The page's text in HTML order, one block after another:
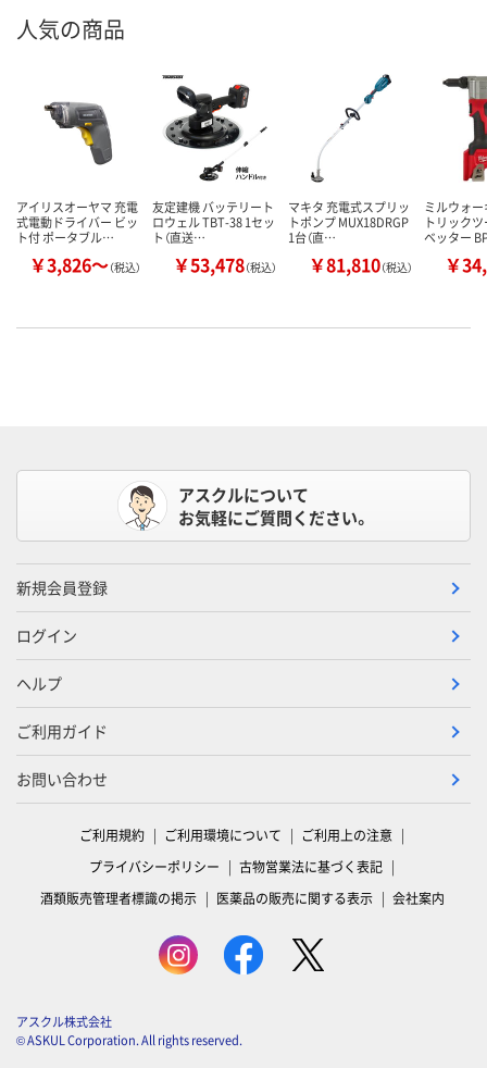
人気の商品
アイリスオーヤマ 充電
式電動ドライバー ビッ
ト付 ポータブル…
￥3,826～（税込）
友定建機 バッテリート
ロウェル TBT-38 1セッ
ト（直送…
￥53,478（税込）
マキタ 充電式スプリッ
トポンプ MUX18DRGP
1台（直…
￥81,810（税込）
ミルウォ
トリック
ベッター
￥
アスクルについて
お気軽にご質問ください。
新規会員登録
ログイン
ヘルプ
ご利用ガイド
お問い合わせ
ご利用規約 ご利用環境について
ご利用上の注意
プライバシーポリシー
古物営業法に基づく表記
酒類販売管理者標識の掲示
医薬品の販売に関する表示 会社案内
アスクル株式会社
© ASKUL Corporation. All rights reserved.